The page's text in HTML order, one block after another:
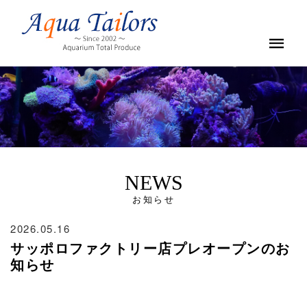
NEWS
お知らせ
2026.05.16
サッポロファクトリー店プレオープンのお
知らせ